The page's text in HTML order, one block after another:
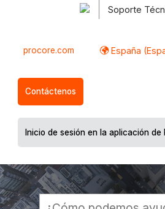
Soporte
procore.com España
Contáctenos
Inicio de sesión en la aplicación de